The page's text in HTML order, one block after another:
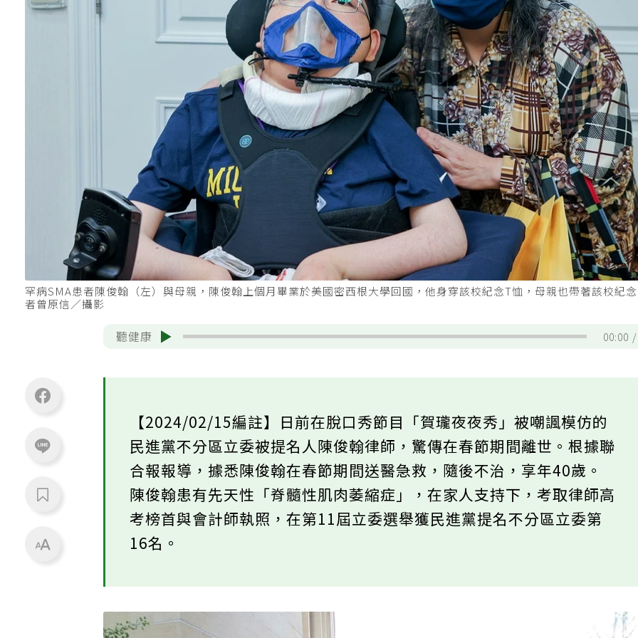
罕病SMA患者陳俊翰（左）與母親，陳俊翰上個月畢業於美國密西根大學回國，他身穿該校紀念T恤，母親也帶著該校紀
者曾原信／攝影
聽健康 00:00
【2024/02/15編註】日前在脫口秀節目「賀瓏夜夜秀」被嘲諷模仿的
民進黨不分區立委被提名人陳俊翰律師，驚傳在春節期間離世。根據聯
合報報導，據悉陳俊翰在春節期間送醫急救，隨後不治，享年40歲。
陳俊翰患有先天性「脊髓性肌肉萎縮症」，在家人支持下，考取律師高
考榜首與會計師執照，在第11屆立委選舉獲民進黨提名不分區立委第
16名。